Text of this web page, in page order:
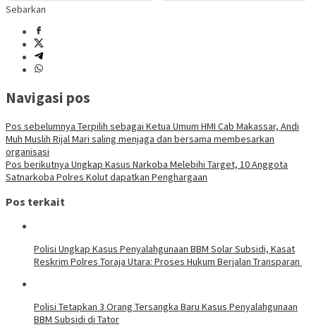
Sebarkan
Navigasi pos
Pos sebelumnya Terpilih sebagai Ketua Umum HMI Cab Makassar, Andi
Muh Muslih Rijal Mari saling menjaga dan bersama membesarkan
organisasi
Pos berikutnya Ungkap Kasus Narkoba Melebihi Target, 10 Anggota
Satnarkoba Polres Kolut dapatkan Penghargaan
Pos terkait
Polisi Ungkap Kasus Penyalahgunaan BBM Solar Subsidi, Kasat
Reskrim Polres Toraja Utara: Proses Hukum Berjalan Transparan
Polisi Tetapkan 3 Orang Tersangka Baru Kasus Penyalahgunaan
BBM Subsidi di Tator